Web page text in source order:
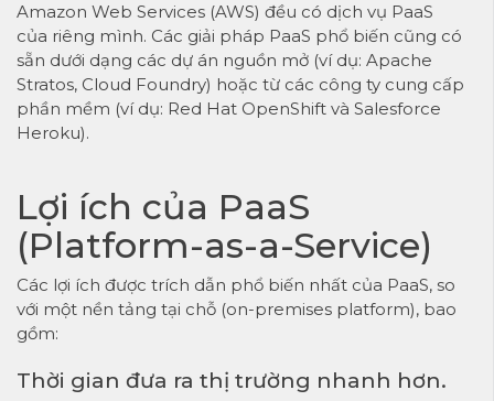
Amazon Web Services (AWS) đều có dịch vụ PaaS
của riêng mình. Các giải pháp PaaS phổ biến cũng có
sẵn dưới dạng các dự án nguồn mở (ví dụ: Apache
Stratos, Cloud Foundry) hoặc từ các công ty cung cấp
phần mềm (ví dụ: Red Hat OpenShift và Salesforce
Heroku).
Lợi ích của PaaS
(Platform-as-a-Service)
Các lợi ích được trích dẫn phổ biến nhất của PaaS, so
với một nền tảng tại chỗ (on-premises platform), bao
gồm:
Thời gian đưa ra thị trường nhanh hơn.